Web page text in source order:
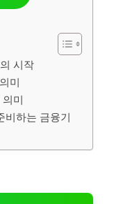
시작
미
미
비하는 금융기